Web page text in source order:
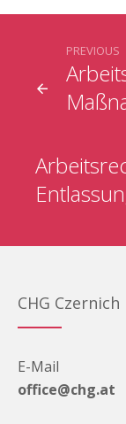
PREVIOUS
CHG
E-Mail
office@chg.at